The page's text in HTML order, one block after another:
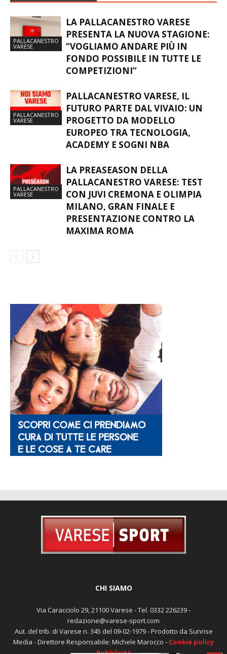
PALLACANESTRO
VARESE
LA PALLACANESTRO VARESE
PRESENTA LA NUOVA STAGIONE:
“VOGLIAMO ANDARE PIÙ IN
FONDO POSSIBILE IN TUTTE LE
COMPETIZIONI”
PALLACANESTRO
VARESE
PALLACANESTRO VARESE, IL
FUTURO PARTE DAL VIVAIO: UN
PROGETTO DA MODELLO
EUROPEO TRA TECNOLOGIA,
ACADEMY E SOGNI NBA
PALLACANESTRO
VARESE
LA PREASEASON DELLA
PALLACANESTRO VARESE: TEST
CON JUVI CREMONA E OLIMPIA
MILANO, GRAN FINALE E
PRESENTAZIONE CONTRO LA
MAXIMA ROMA
CHI SIAMO
Via Caracciolo 29, 21100 Varese - Tel. 0332 226239 -
redazione@varese-sport.com
Aut. del trib. di Varese n. 345 del 09-02-1979 - Prodotto da Sunrise
Media - Direttore Responsabile: Michele Marocco - Cookie policy